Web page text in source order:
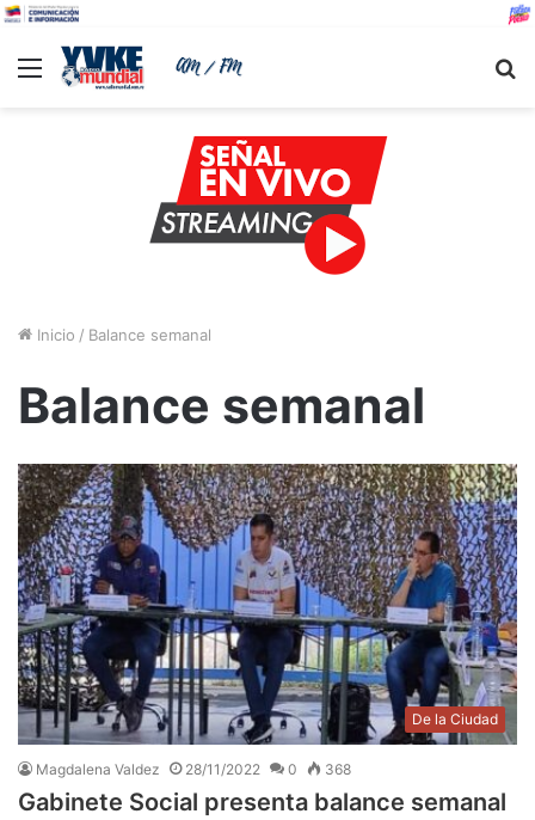
Menu
Inicio / Balance semanal
Balance semanal
De la Ciudad
Magdalena Valdez 28/11/2022 0 368
Gabinete Social presenta balance semanal